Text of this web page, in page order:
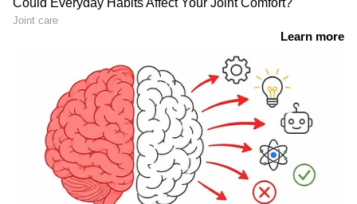
പ്രധാനമന്ത്രിയുടെ
നിർദ്ദേശം അക്ഷരം പ്രതി
പാലിച്ച് കോൺഗ്രസ്
മുഖ്യമന്ത്രി, പൊലീസിന്
ബലാത്സംഗക്കേസിൽ 20
വർഷം തടവ്, 8
വർഷത്തിനിടെ ഗുർമീത്
റാം റഹീം സിങ്ങിന് 16
പരോൾ, 406 ദിവസം